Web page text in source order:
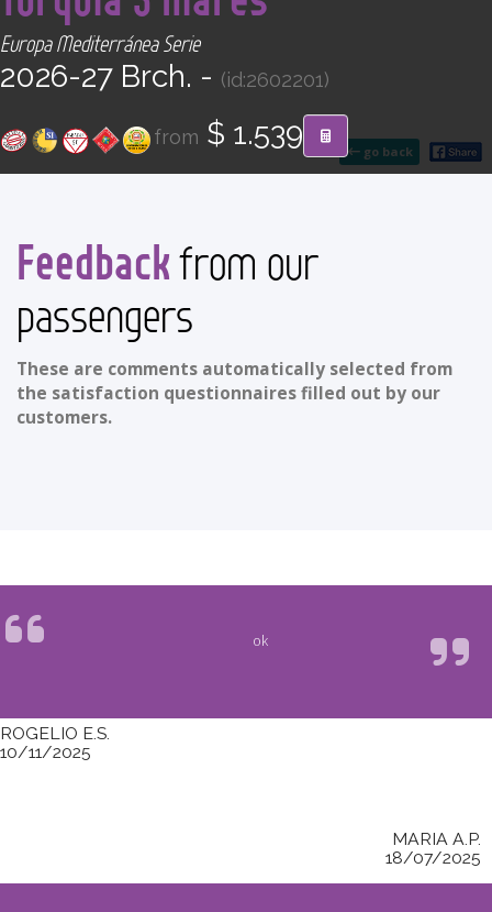
CONTACT
Find your Tour
go back
Europa Mediterránea Serie
2026-27 Brch. - (id:2602201)
from $ 1.539
Feedbackfrom our
passengers
These are comments automatically selected from
the satisfaction questionnaires filled out by our
customers.
ok
ROGELIO E.S.
10/11/2025
MARIA A.P.
18/07/2025